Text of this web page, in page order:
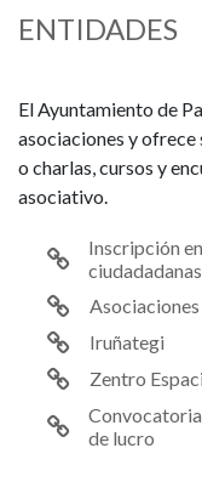
ENTIDADES
El Ayuntamiento de
asociaciones y
o charlas, cursos y
asociativo.
Inscripción
ciudadadanas
Iruñategi
Zentro
Convocatoria
de lucro